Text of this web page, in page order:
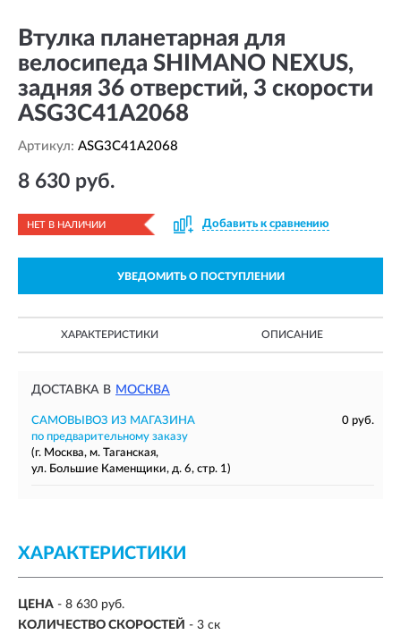
Втулка планетарная для
велосипеда SHIMANO NEXUS,
задняя 36 отверстий, 3 скорости
ASG3C41A2068
Артикул: ASG3C41A2068
8 630 руб.
НЕТ В НАЛИЧИИ Добавить к сравнению
УВЕДОМИТЬ О ПОСТУПЛЕНИИ
ХАРАКТЕРИСТИКИ ОПИСАНИЕ
ДОСТАВКА В МОСКВА
САМОВЫВОЗ ИЗ МАГАЗИНА
0 руб.
по предварительному заказу
(г. Москва, м. Таганская,
ул. Большие Каменщики, д. 6, стр. 1)
ХАРАКТЕРИСТИКИ
ЦЕНА - 8 630 руб.
КОЛИЧЕСТВО СКОРОСТЕЙ - 3 ск